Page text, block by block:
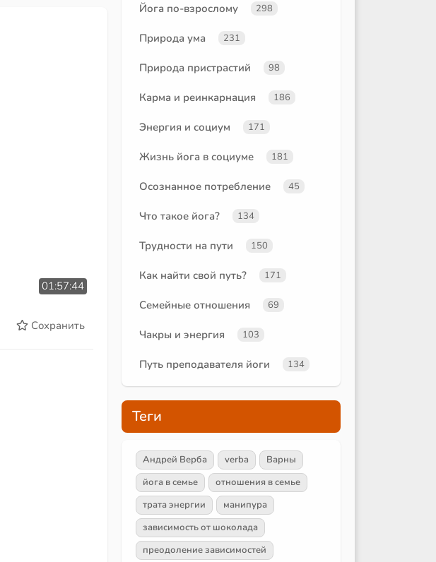
01:57:44
Сохранить
Йога по-взрослому 298
Природа ума 231
Природа пристрастий 98
Карма и реинкарнация 186
Энергия и социум 171
Жизнь йога в социуме 181
Осознанное потребление 45
Что такое йога? 134
Трудности на пути 150
Как найти свой путь? 171
Семейные отношения 69
Чакры и энергия 103
Путь преподавателя йоги 134
Теги
Андрей Верба verba
Варны
йога в семье
отношения в семье
трата энергии
манипура
зависимость от шоколада
преодоление зависимостей